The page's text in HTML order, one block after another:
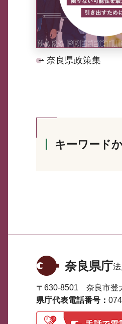
奈良県政策集
キーワード
奈良県庁法
〒630-8501 奈良市登
県庁代表電話番号：